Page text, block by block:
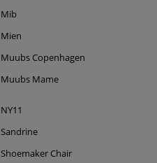
Mib
Mien
Muubs Copenhagen
Muubs Mame
NY11
Sandrine
Shoemaker Chair